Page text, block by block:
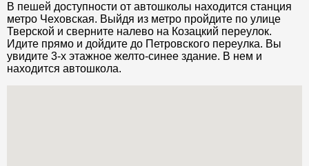
В пешей доступности от автошколы находится станция
метро Чеховская. Выйдя из метро пройдите по улице
Тверской и сверните налево на Козацкий переулок.
Идите прямо и дойдите до Петровского переулка. Вы
увидите 3-х этажное желто-синее здание. В нем и
находится автошкола.